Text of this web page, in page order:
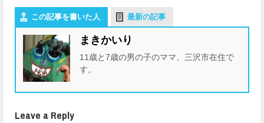
この記事を書いた人 最新の記事
まきかいり
11歳と7歳の男の子のママ、三沢市在住で
す。
Leave a Reply